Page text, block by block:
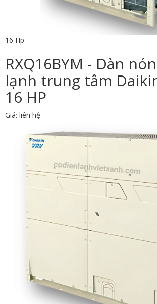
16 Hp
RXQ16BYM - Dàn
lạnh trung tâm
16 HP
Giá: liên hệ